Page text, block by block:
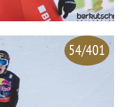
54/401